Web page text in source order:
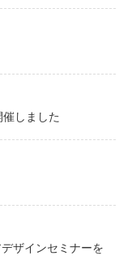
しました
ザインセミナーを